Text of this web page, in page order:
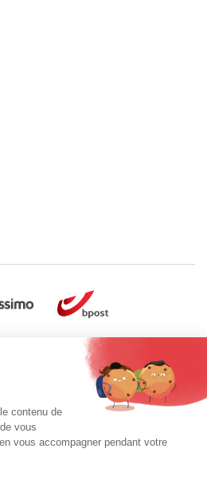
contenu de
vous
vous accompagner pendant votre